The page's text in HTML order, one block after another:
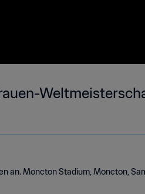
an. Moncton Stadium, Moncton,